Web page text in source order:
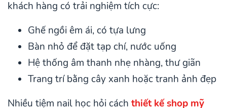
khách hàng có trải nghiệm tích cực:
Ghế ngồi êm ái, có tựa lưng
Bàn nhỏ để đặt tạp chí, nước uống
Hệ thống âm thanh nhẹ nhàng, thư giãn
Trang trí bằng cây xanh hoặc tranh ảnh đẹp
Nhiều tiệm nail học hỏi cách thiết kế shop mỹ